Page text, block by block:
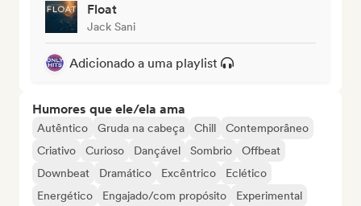
Float
Jack Sani
Adicionado a uma playlist
Humores que ele/ela ama
Autêntico Gruda na cabeça Chill
Contemporâneo
Criativo
Curioso Dançável Sombrio
Offbeat
Downbeat
Dramático Excêntrico
Eclético
Energético
Engajado/com propósito
Experimental